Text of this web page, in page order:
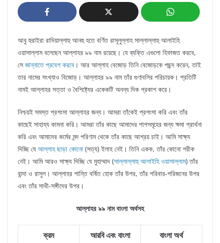
আবু হুরাইরা রাদিয়াল্লাহু আনহু হতে বর্ণিত রাসূলুল্লাহ সাল্লাল্লাহু আলাইহি
ওয়াসাল্লাম বলেছেন আল্লাহর ৯৯ নাম রয়েছে। যে ব্যক্তি এগুলো হিফাজত করবে,
সে জান্নাতে প্রবেশ করবে । আর আল্লাহ বেজোড় তিনি বেজোড়কে পছন্দ করেন, তাই
তার নামের সংখ্যাও বিজোড়। আল্লাহর ৯৯ নাম তাঁর গুণাবলির পরিচায়ক। প্রতিটি
নামই আল্লাহর সত্তা ও বৈশিষ্ট্যের একেকটি অনন্য দিক প্রকাশ করে।
নিশ্চয়ই সমস্ত প্রশংসা আল্লাহর জন্য। আমরা তাঁকেই প্রশংসা করি এবং তাঁর
কাছেই সাহায্য কামনা করি। আমরা তাঁর কাছে আমাদের পাপসমূহের জন্য ক্ষমা প্রার্থনা
করি এবং আমাদের কর্মের মন্দ পরিণাম থেকে তাঁর কাছে আশ্রয় চাই। আমি সাক্ষ্য
দিচ্ছি যে আল্লাহ ছাড়া কোনো (সত্য) ইলাহ নেই। তিনি একক, তাঁর কোনো শরীক
নেই। আমি আরও সাক্ষ্য দিচ্ছি যে মুহাম্মাদ (সাল্লাল্লাহু আলাইহি ওয়াসাল্লাম) তাঁর
বান্দা ও রাসুল। আল্লাহর শান্তি বর্ষিত হোক তাঁর উপর, তাঁর পরিবার-পরিজনের উপর
এবং তাঁর সাথী-সঙ্গীদের উপর।
আল্লাহর ৯৯ নাম বাংলা অর্থসহ
ক্রম
আরবি এবং বাংলা
বাংলা অর্থ